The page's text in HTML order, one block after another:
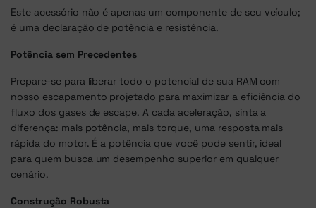
Este acessório não é apenas um componente de seu veículo;
é uma declaração de potência e resistência.
Potência sem Precedentes
Prepare-se para liberar todo o potencial de sua RAM com
nosso escapamento projetado para maximizar a eficiência do
fluxo dos gases de escape. A cada aceleração, sinta a
diferença: mais potência, mais torque, uma resposta mais
rápida do motor. É a potência que você pode sentir, ideal
para quem busca um desempenho superior em qualquer
cenário.
Construção Robusta